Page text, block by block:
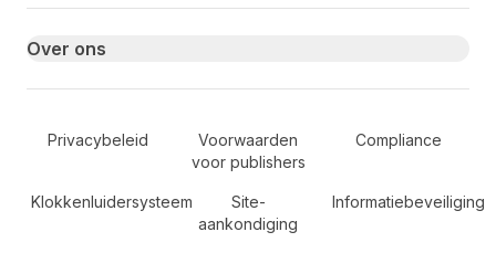
Over ons
Secondary Footer Navigation
Privacybeleid
Voorwaarden
voor publishers
Compliance
Klokkenluidersysteem
Site-
aankondiging
Informatiebeveiliging